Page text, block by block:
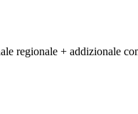
regionale + addizionale